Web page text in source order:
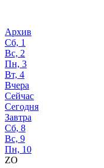
Архив
Сб, 1
Вс, 2
Пн, 3
Вт, 4
Вчера
Сейчас
Сегодня
Завтра
Сб, 8
Вс, 9
Пн, 10
ZO